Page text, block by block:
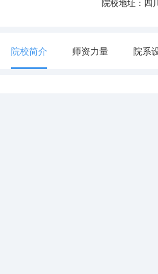
院校地址：四
院校简介 师资力量 院系